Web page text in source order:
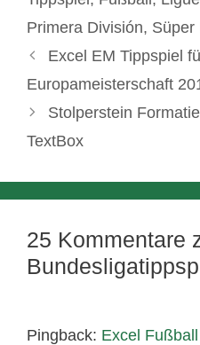
Primera División, Süper
Excel EM Tippspiel
Europameisterschaft
Stolperstein
TextBox
25 Kommentare
Pingback: Excel